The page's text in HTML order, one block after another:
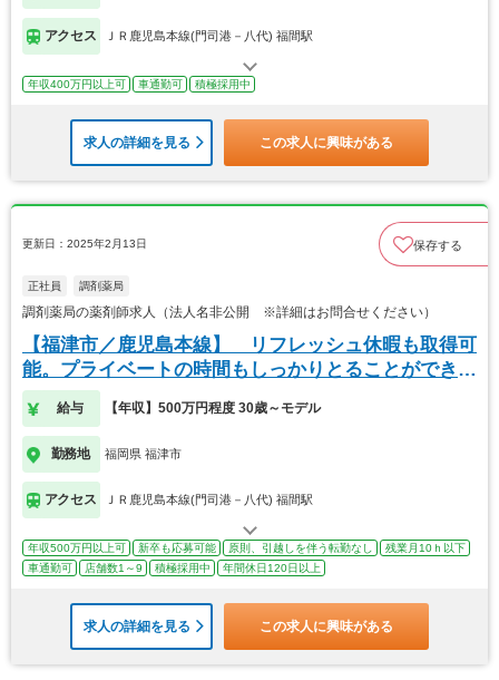
アクセス ＪＲ鹿児島本線(門司港－八代) 福間駅
年収400万円以上可 車通勤可 積極採用中
求人の詳細を見る この求人に興味がある
更新日：2025年2月13日 保存する
正社員 調剤薬局
調剤薬局の薬剤師求人（法人名非公開 ※詳細はお問合せください）
【福津市／鹿児島本線】 リフレッシュ休暇も取得可
能。プライベートの時間もしっかりとることができま
す。
給与 【年収】500万円程度 30歳～モデル
勤務地 福岡県 福津市
アクセス ＪＲ鹿児島本線(門司港－八代) 福間駅
年収500万円以上可 新卒も応募可能 原則、引越しを伴う転勤なし
残業月10ｈ以下
車通勤可
店舗数1～9 積極採用中 年間休日120日以上
求人の詳細を見る この求人に興味がある